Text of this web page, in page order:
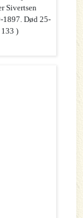
Sivertsen
1897. Død 25-
133 )